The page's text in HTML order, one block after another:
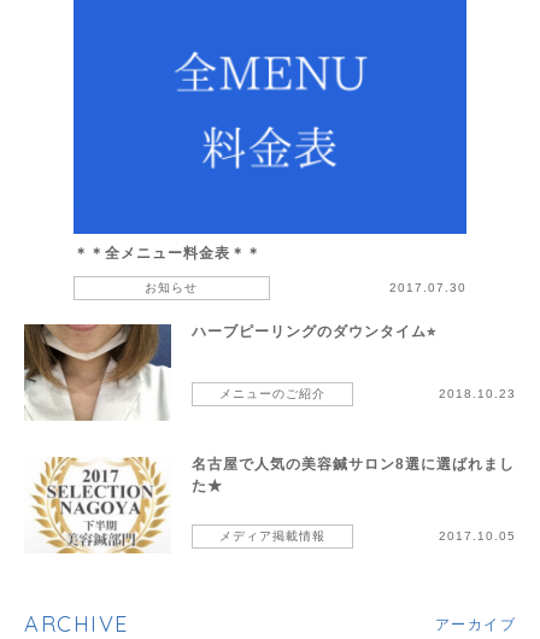
＊＊全メニュー料金表＊＊
お知らせ 2017.07.30
ハーブピーリングのダウンタイム⭐︎
メニューのご紹介 2018.10.23
名古屋で人気の美容鍼サロン8選に選ばれまし
た★
メディア掲載情報 2017.10.05
ARCHIVE アーカイブ